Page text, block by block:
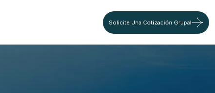
Solicite Una Cotización Grupal